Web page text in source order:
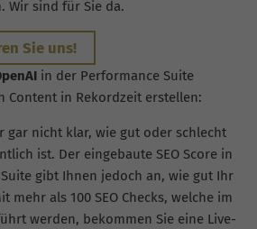
Wir sind für Sie da.
Sie uns!
in der Performance Suite
Content in Rekordzeit erstellen:
gar nicht klar, wie gut oder schlecht
ist. Der eingebaute SEO Score in
gibt Ihnen jedoch an, wie gut Ihr
mehr als 100 SEO Checks, welche im
werden, bekommen Sie eine Live-